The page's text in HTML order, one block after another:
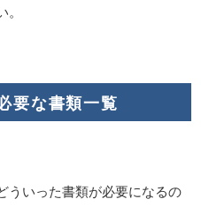
要な書類一覧
ういった書類が必要になるの